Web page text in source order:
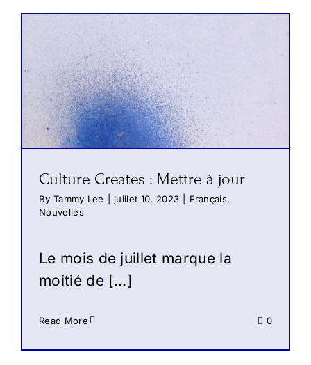
Culture Creates : Mettre à jour
By Tammy Lee juillet 10, 2023 Français,
Nouvelles
Le mois de juillet marque la
moitié de […]
Read More 0